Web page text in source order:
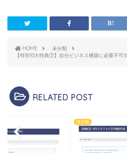
HOME
未分類
【特別10大特典⑦】自分ビジネス構築に必要不可
RELATED POST
未分類